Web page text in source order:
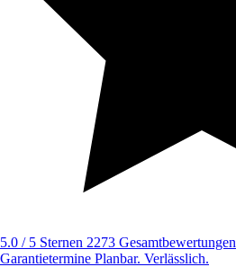
5.0 / 5 Sternen 2273 Gesamtbewertungen
Garantietermine Planbar. Verlässlich.